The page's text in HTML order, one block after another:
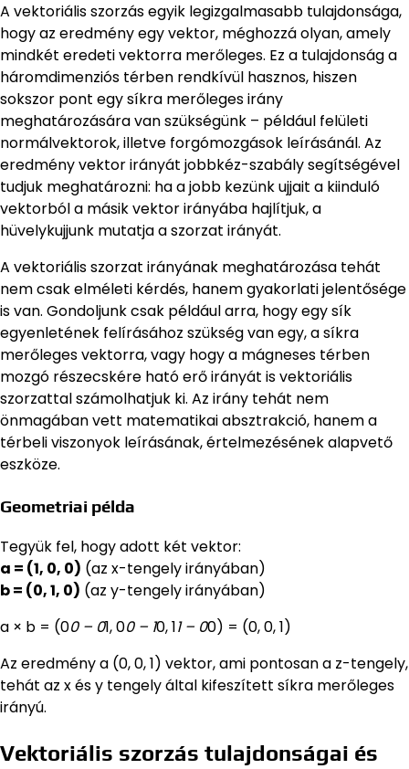
A vektoriális szorzás egyik legizgalmasabb tulajdonsága,
hogy az eredmény egy vektor, méghozzá olyan, amely
mindkét eredeti vektorra merőleges. Ez a tulajdonság a
háromdimenziós térben rendkívül hasznos, hiszen
sokszor pont egy síkra merőleges irány
meghatározására van szükségünk – például felületi
normálvektorok, illetve forgómozgások leírásánál. Az
eredmény vektor irányát jobbkéz-szabály segítségével
tudjuk meghatározni: ha a jobb kezünk ujjait a kiinduló
vektorból a másik vektor irányába hajlítjuk, a
hüvelykujjunk mutatja a szorzat irányát.
A vektoriális szorzat irányának meghatározása tehát
nem csak elméleti kérdés, hanem gyakorlati jelentősége
is van. Gondoljunk csak például arra, hogy egy sík
egyenletének felírásához szükség van egy, a síkra
merőleges vektorra, vagy hogy a mágneses térben
mozgó részecskére ható erő irányát is vektoriális
szorzattal számolhatjuk ki. Az irány tehát nem
önmagában vett matematikai absztrakció, hanem a
térbeli viszonyok leírásának, értelmezésének alapvető
eszköze.
Geometriai példa
Tegyük fel, hogy adott két vektor:
a = (1, 0, 0) (az x-tengely irányában)
b = (0, 1, 0) (az y-tengely irányában)
a × b = (00 – 01, 00 – 10, 11 – 00) = (0, 0, 1)
Az eredmény a (0, 0, 1) vektor, ami pontosan a z-tengely,
tehát az x és y tengely által kifeszített síkra merőleges
irányú.
Vektoriális szorzás tulajdonságai és